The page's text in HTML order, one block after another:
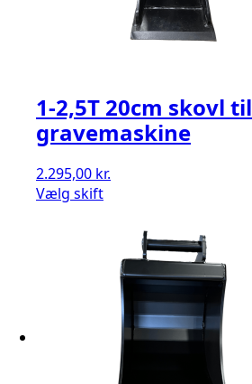
1-2,5T 20cm skovl til
gravemaskine
2.295,00 kr.
Vælg skift